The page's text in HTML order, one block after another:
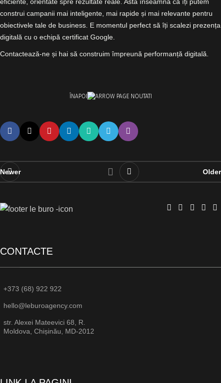
construi campanii mai inteligente, mai rapide și mai relevante pentru
obiectivele tale de business. E momentul perfect să îți scalezi prezența
digitală cu o echipă certificat Google.
Contactează-ne și hai să construim împreună performanță digitală.
ÎNAPOI
Newer Older
CONTACTE
+373 (68) 922 922
hello@leburoagency.com
str. Alexei Mateevici 68, R.
Moldova, Chișinău, MD-2012